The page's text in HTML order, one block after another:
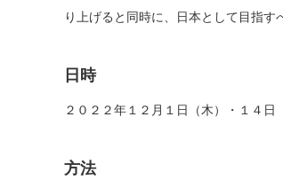
り上げると同時に、日本として目指す
日時
２０２２年１２月１日（木）・１４
方法